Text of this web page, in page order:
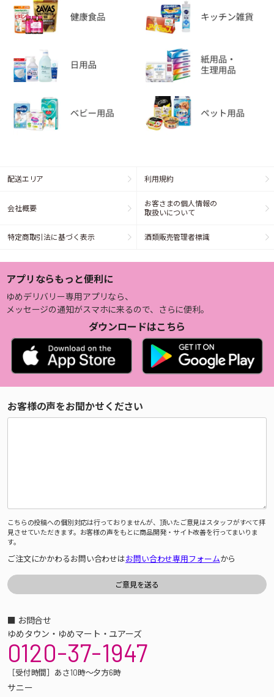
配送エリア 利用規約
会社概要
お客さまの個人情報の
取扱いについて
特定商取引法に基づく表示 酒類販売管理者標識
アプリならもっと便利に
ゆめデリバリー専用アプリなら、
メッセージの通知がスマホに来るので、さらに便利。
ダウンロードはこちら
お客様の声をお聞かせください
こちらの投稿への個別対応は行っておりませんが、頂いたご意見はスタッフがすべて拝
見させていただきます。お客様の声をもとに商品開発・サイト改善を行ってまいりま
す。
ご注文にかかわるお問い合わせはお問い合わせ専用フォームから
■ お問合せ
ゆめタウン・ゆめマート・ユアーズ
0120-37-1947
［受付時間］あさ10時～夕方6時
サニー